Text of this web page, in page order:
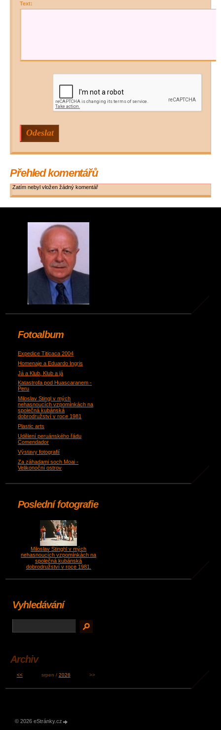
Text:
Přehled komentářů
Zatím nebyl vložen žádný komentář
Fotoalbum
Expedice Titicaca 2004
Homenaje a Eduardo Ingris
Já a Klub, Klub a já
Katastrofa pod Huascaranem -
Peru
Miloslav Stingl v mých
nehasnoucích vzpomínkách na
společná kubánská
dobrodružství v roce 1981
Plastic arts
Udělení peruánského řádu
Comendador
Výstavy fotografií
Za záhadami soch Moai -
Velikonoční ostrov
Poslední fotografie
Miloslav Stinghl v mých
nehasnoucích vzpomínkách na
společná kubánská
dobrodružství v roce 1981.
Vyhledávání
Archiv
<< srpen / 2026 >>
© 2026 eStránky.cz